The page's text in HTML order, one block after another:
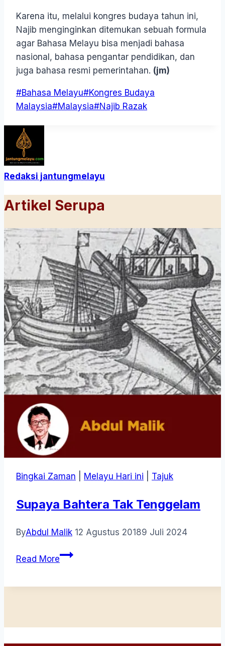
Karena itu, melalui kongres budaya tahun ini,
Najib menginginkan ditemukan sebuah formula
agar Bahasa Melayu bisa menjadi bahasa
nasional, bahasa pengantar pendidikan, dan
juga bahasa resmi pemerintahan. (jm)
Post
Tags:
#Bahasa Melayu#Kongres Budaya
Malaysia#Malaysia#Najib Razak
Redaksi jantungmelayu
Artikel Serupa
Bingkai Zaman Melayu Hari ini Tajuk
Supaya Bahtera Tak Tenggelam
ByAbdul Malik 12 Agustus 20189 Juli 2024
Read MoreSupaya